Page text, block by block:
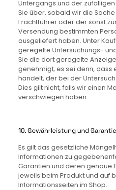
Untergangs und der
Sie über, sobald wir die
Frachtführer oder der sonst
Versendung bestimmten
ausgeliefert haben. Unter
geregelte Untersuchungs-
Sie die dort geregelte
genehmigt, es sei denn, dass
handelt, der bei der
Dies gilt nicht, falls wir einen
verschwiegen haben.
10. Gewährleistung und
Es gilt das gesetzliche
Informationen zu
Garantien und deren genaue
jeweils beim Produkt und auf
Informationsseiten im Shop.